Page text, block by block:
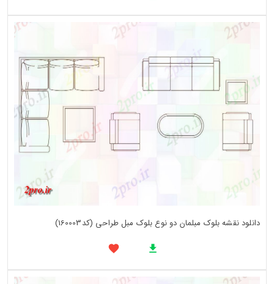
دانلود نقشه بلوک مبلمان دو نوع بلوک مبل طراحی (کد160003)